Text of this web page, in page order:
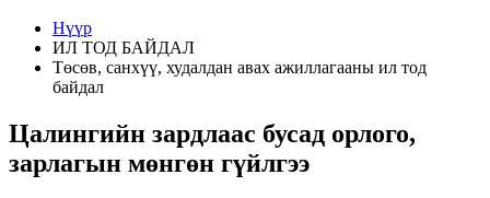
Нүүр
ИЛ ТОД БАЙДАЛ
Төсөв, санхүү, худалдан авах ажиллагааны ил тод
байдал
Цалингийн зардлаас бусад орлого,
зарлагын мөнгөн гүйлгээ